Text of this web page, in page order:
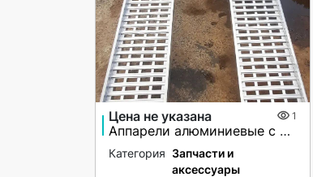
Цена не указана 1
Аппарели алюминиевые с бортами
Категория Запчасти и
аксессуары